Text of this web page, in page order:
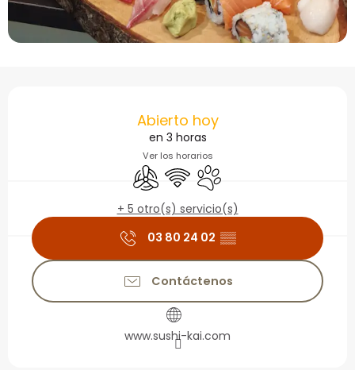
Horarios y datos de
Abierto hoy
en 3 horas
Ver los horarios
Aire Acondicionado
Wifi Se aceptan animales
+ 5 otro(s) servicio(s)
03 80 24 02 ▒▒
Contáctenos
www.sushi-kai.com